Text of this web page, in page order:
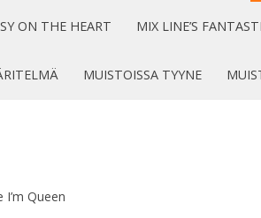
ON THE HEART MIX LINE’S
MUISTOISSA TYYNE
I’m Queen